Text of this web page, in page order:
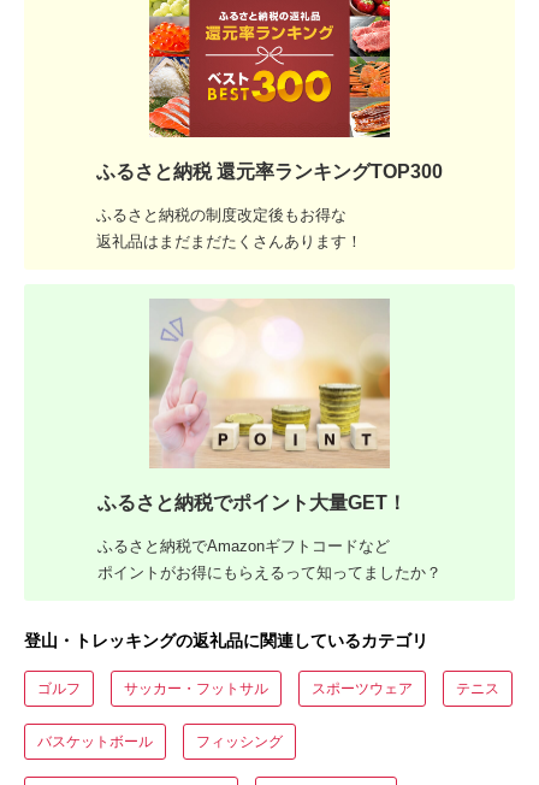
ふるさと納税 還元率ランキングTOP300
ふるさと納税の制度改定後もお得な
返礼品はまだまだたくさんあります！
ふるさと納税でポイント大量GET！
ふるさと納税でAmazonギフトコードなど
ポイントがお得にもらえるって知ってましたか？
登山・トレッキングの返礼品に関連しているカテゴリ
ゴルフ サッカー・フットサル スポーツウェア テニス
バスケットボール フィッシング